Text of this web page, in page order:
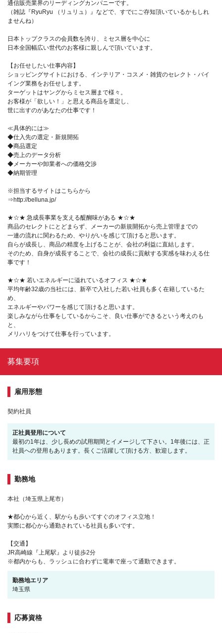
通信販売業界のリーディングカンパニーです。
（雑誌『RyuRyu （リュリュ）』などで、すでにご存知頂いているかもしれ
ませんね）
日本トップクラスの会員数を誇り、ミセス層を中心に
日本全国幅広い世代のお客様に親しんで頂いています。
【お任せしたい仕事内容】
ショッピングサイトにおける、インテリア・コスメ・雑貨のセレクト・バイ
イング業務をお任せします。
ターゲットはヤングからミセス層まで様々。
お客様が「欲しい！」と思える商品を選定し、
世に出すのがあなたの仕事です！
≪具体的には≫
◆仕入先の選定・新規開拓
◆商品選定
◆売上のデータ分析
◆メーカーや卸業者への価格交渉
◆納期管理
※担当するサイトはこちらから
⇒http://belluna.jp/
★☆★ 急成長事業を支える醍醐味がある ★☆★
商品のセレクトにとどまらず、メーカーの新規開拓から売上管理までの
一連の流れに関わるため、やりがいを感じて頂けると思います。
自らが成長し、商品の精度を上げることが、会社の利益に直結します。
そのため、自身が成長することで、会社の成長に貢献する実感を味わえる仕
事です！
★☆★ 若いエネルギーに溢れているオフィス ★☆★
平均年齢32歳の当社には、新卒で入社した若い社員も多く在籍しているた
め、
エネルギーやパワーを感じて頂けると思います。
楽しみながら仕事をしているからこそ、良い仕事ができるという考えのも
と、
メリハリをつけて仕事を行っています。
募集要項
雇用形態
契約社員
正社員登用について
最初の1年は、少し長めの試用期間とイメージして下さい。1年後には、正
社員への登用もあります。長くご活躍して頂ける方、歓迎します。
勤務地
本社（埼玉県上尾市）
★都心から近く、駅からも歩いてすぐのオフィス立地！
実際に都心から通勤されている社員も多いです。
【交通】
JR高崎線『上尾駅』より徒歩2分
※都内からも、ラッシュに合わずに電車で座って通勤できます。
勤務地エリア
埼玉県
応募資格